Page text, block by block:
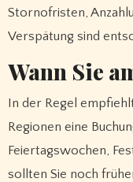
Stornofristen,
Verspätung sind
Wann Sie
In der Regel
Regionen eine
Feiertagswochen,
sollten Sie noch